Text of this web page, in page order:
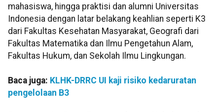
mahasiswa, hingga praktisi dan alumni Universitas
Indonesia dengan latar belakang keahlian seperti K3
dari Fakultas Kesehatan Masyarakat, Geografi dari
Fakultas Matematika dan Ilmu Pengetahun Alam,
Fakultas Hukum, dan Sekolah Ilmu Lingkungan.
Baca juga: KLHK-DRRC UI kaji risiko kedaruratan
pengelolaan B3